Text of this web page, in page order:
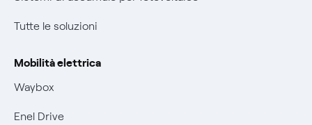
Condizioni generali di contratto prodotti e servizi
Offerte Placet non vulnerabili
Offerta Tutela Vulnerabilità Gas
Mobilità Elettrica
Phishing e truffe online
Tutte le soluzioni
Mobilità elettrica
Waybox
Enel Drive